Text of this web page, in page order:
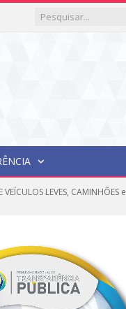
LEVES, CAMINHÕES e